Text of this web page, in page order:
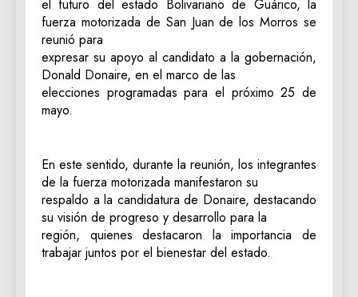
el futuro del estado Bolivariano de Guárico, la
fuerza motorizada de San Juan de los Morros se
reunió para
expresar su apoyo al candidato a la gobernación,
Donald Donaire, en el marco de las
elecciones programadas para el próximo 25 de
mayo.
En este sentido, durante la reunión, los integrantes
de la fuerza motorizada manifestaron su
respaldo a la candidatura de Donaire, destacando
su visión de progreso y desarrollo para la
región, quienes destacaron la importancia de
trabajar juntos por el bienestar del estado.